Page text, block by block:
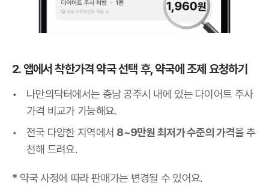
2. 앱에서 착한가격 약국 선택 후, 약국에 조제 요청하기
나만의닥터에서는 충남 공주시 내에 있는 다이어트 주사
가격 비교가 가능해요.
전국 다양한 지역에서 8~9만원 최저가 수준의 가격을 추
천해 드려요.
* 약국 사정에 따라 판매가는 변경될 수 있어요.